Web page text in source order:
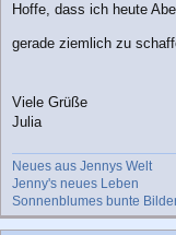
r
g
Hoffe, dass ich heute
gerade ziemlich zu
Viele Grüße
Julia
Neues aus Jennys Welt
Jenny's neues Leben
Sonnenblumes bunte